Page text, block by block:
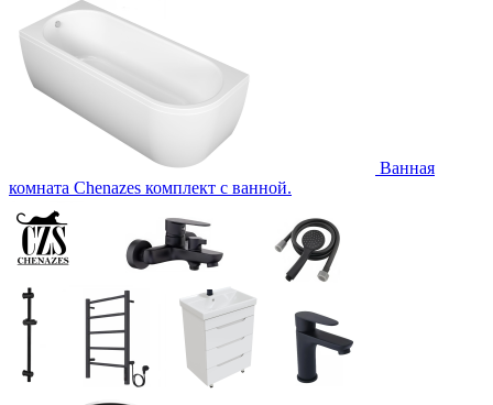
Ванная
комната Chenazes комплект с ванной.